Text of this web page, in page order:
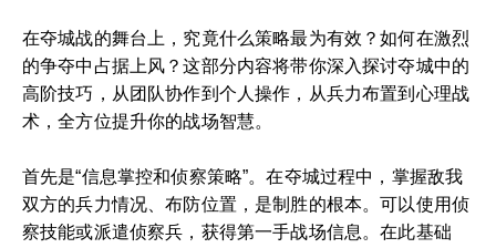
在夺城战的舞台上，究竟什么策略最为有效？如何在激烈
的争夺中占据上风？这部分内容将带你深入探讨夺城中的
高阶技巧，从团队协作到个人操作，从兵力布置到心理战
术，全方位提升你的战场智慧。
首先是“信息掌控和侦察策略”。在夺城过程中，掌握敌我
双方的兵力情况、布防位置，是制胜的根本。可以使用侦
察技能或派遣侦察兵，获得第一手战场信息。在此基础